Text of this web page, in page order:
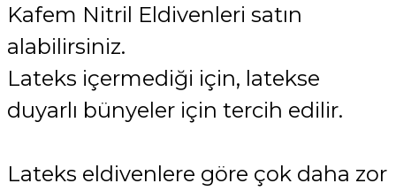
Kafem Nitril Eldivenleri satın
alabilirsiniz.
Lateks içermediği için, latekse
duyarlı bünyeler için tercih edilir.
Lateks eldivenlere göre çok daha zor